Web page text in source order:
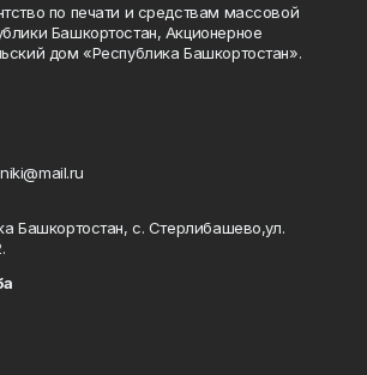
по печати и средствам массовой
Башкортостан, Акционерное
дом «Республика Башкортостан».
Башкортостан, c. Стерлибашево,ул.